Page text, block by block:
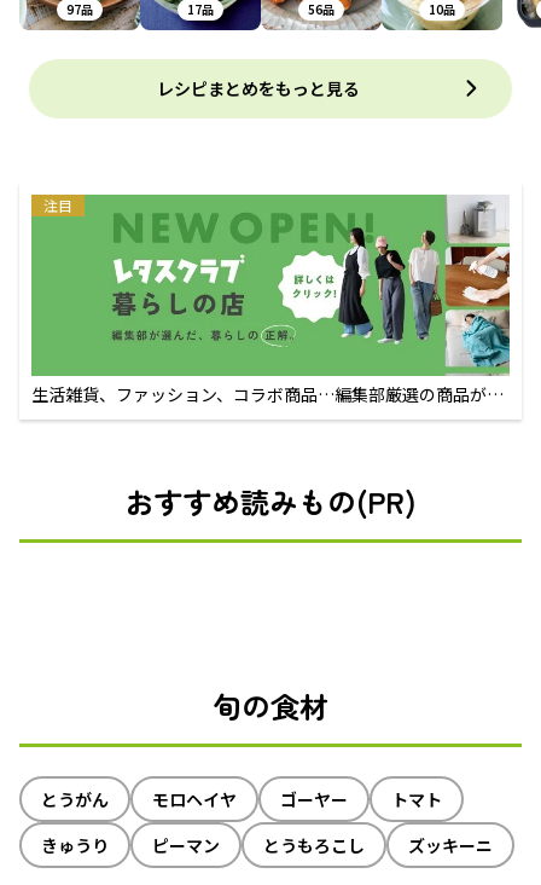
97品 17品 56品 10品
レシピまとめをもっと見る
注目
生活雑貨、ファッション、コラボ商品…編集部厳選の商品が買
えるECサイト
おすすめ読みもの(PR)
旬の食材
とうがん モロヘイヤ ゴーヤー
トマト
きゅうり
ピーマン とうもろこし ズッキーニ